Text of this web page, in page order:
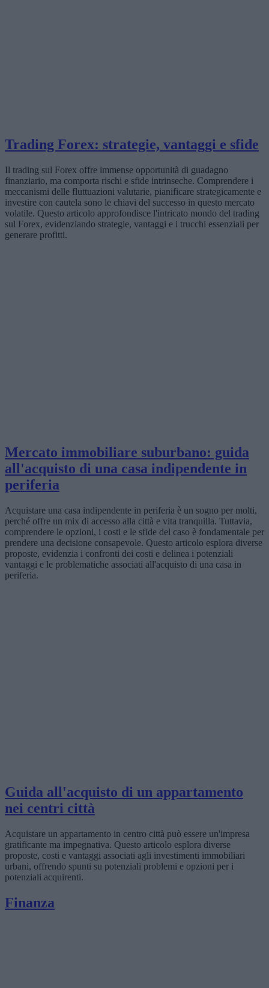
Trading Forex: strategie, vantaggi e sfide
Il trading sul Forex offre immense opportunità di guadagno
finanziario, ma comporta rischi e sfide intrinseche. Comprendere i
meccanismi delle fluttuazioni valutarie, pianificare strategicamente e
investire con cautela sono le chiavi del successo in questo mercato
volatile. Questo articolo approfondisce l'intricato mondo del trading
sul Forex, evidenziando strategie, vantaggi e i trucchi essenziali per
generare profitti.
Mercato immobiliare suburbano: guida
all'acquisto di una casa indipendente in
periferia
Acquistare una casa indipendente in periferia è un sogno per molti,
perché offre un mix di accesso alla città e vita tranquilla. Tuttavia,
comprendere le opzioni, i costi e le sfide del caso è fondamentale per
prendere una decisione consapevole. Questo articolo esplora diverse
proposte, evidenzia i confronti dei costi e delinea i potenziali
vantaggi e le problematiche associati all'acquisto di una casa in
periferia.
Guida all'acquisto di un appartamento
nei centri città
Acquistare un appartamento in centro città può essere un'impresa
gratificante ma impegnativa. Questo articolo esplora diverse
proposte, costi e vantaggi associati agli investimenti immobiliari
urbani, offrendo spunti su potenziali problemi e opzioni per i
potenziali acquirenti.
Finanza